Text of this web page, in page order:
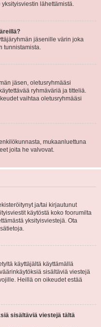
lähettämistä.
jäsenille värin joka
tunnistamista.
jäsen, oletusryhmääsi
ryhmäväriä ja titteliä.
vaihtaa oletusryhmääsi
mukaanluettuna
joita he valvovat.
ja/tai kirjautunut
käytöstä koko foorumilta
yksityisviestejä. Ota
käyttäjältä käyttämällä
sisältäviä viestejä
Heillä on oikeudet estää
sisältäviä viestejä tältä